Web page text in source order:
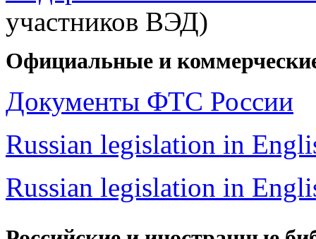
участников ВЭД)
Официальные и
Документы ФТС России
Russian legislation in
Russian legislation in